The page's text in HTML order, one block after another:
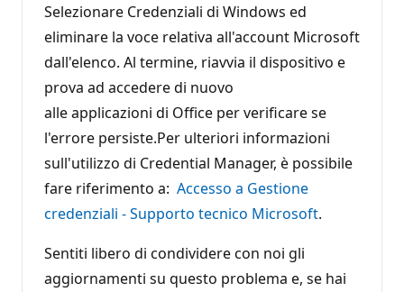
Selezionare Credenziali di Windows ed
eliminare la voce relativa all'account Microsoft
dall'elenco. Al termine, riavvia il dispositivo e
prova ad accedere di nuovo
alle applicazioni di Office per verificare se
l'errore persiste.Per ulteriori informazioni
sull'utilizzo di Credential Manager, è possibile
fare riferimento a: Accesso a Gestione
credenziali - Supporto tecnico Microsoft.
Sentiti libero di condividere con noi gli
aggiornamenti su questo problema e, se hai